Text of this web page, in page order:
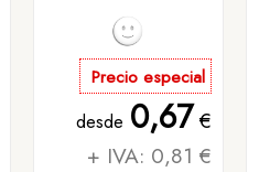
Precio especial
desde 0,67 €
+ IVA: 0,81 €